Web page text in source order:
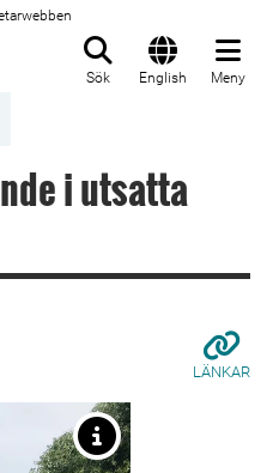
Sök English Meny
i utsatta
LÄNKAR